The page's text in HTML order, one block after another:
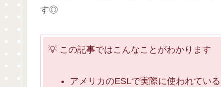
す◎
💡 この記事ではこんなことがわかります
アメリカのESLで実際に使われてい